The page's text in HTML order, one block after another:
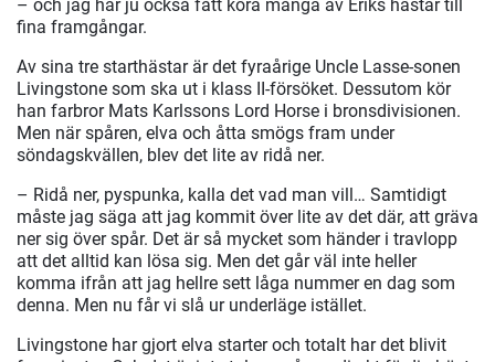
– och jag har ju också fått köra många av Eriks hästar till
fina framgångar.
Av sina tre starthästar är det fyraårige Uncle Lasse-sonen
Livingstone som ska ut i klass II-försöket. Dessutom kör
han farbror Mats Karlssons Lord Horse i bronsdivisionen.
Men när spåren, elva och åtta smögs fram under
söndagskvällen, blev det lite av ridå ner.
– Ridå ner, pyspunka, kalla det vad man vill… Samtidigt
måste jag säga att jag kommit över lite av det där, att gräva
ner sig över spår. Det är så mycket som händer i travlopp
att det alltid kan lösa sig. Men det går väl inte heller
komma ifrån att jag hellre sett låga nummer en dag som
denna. Men nu får vi slå ur underläge istället.
Livingstone har gjort elva starter och totalt har det blivit